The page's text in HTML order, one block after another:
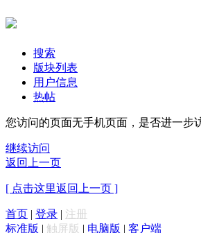
搜索
版块列表
用户信息
热帖
您访问的页面无手机页面，是否进一步
继续访问
返回上一页
[ 点击这里返回上一页 ]
首页 | 登录 | 注册
标准版 | 触屏版 | 电脑版 | 客户端